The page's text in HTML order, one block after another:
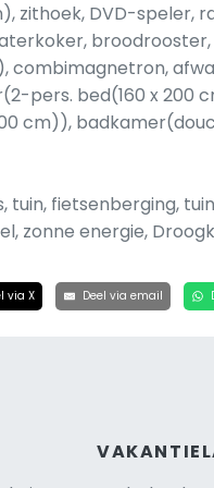
zithoek, DVD-speler,
broodrooster,
pers. bed(160 x 200
cm)),
fietsenberging,
zonne energie,
via X Deel via email